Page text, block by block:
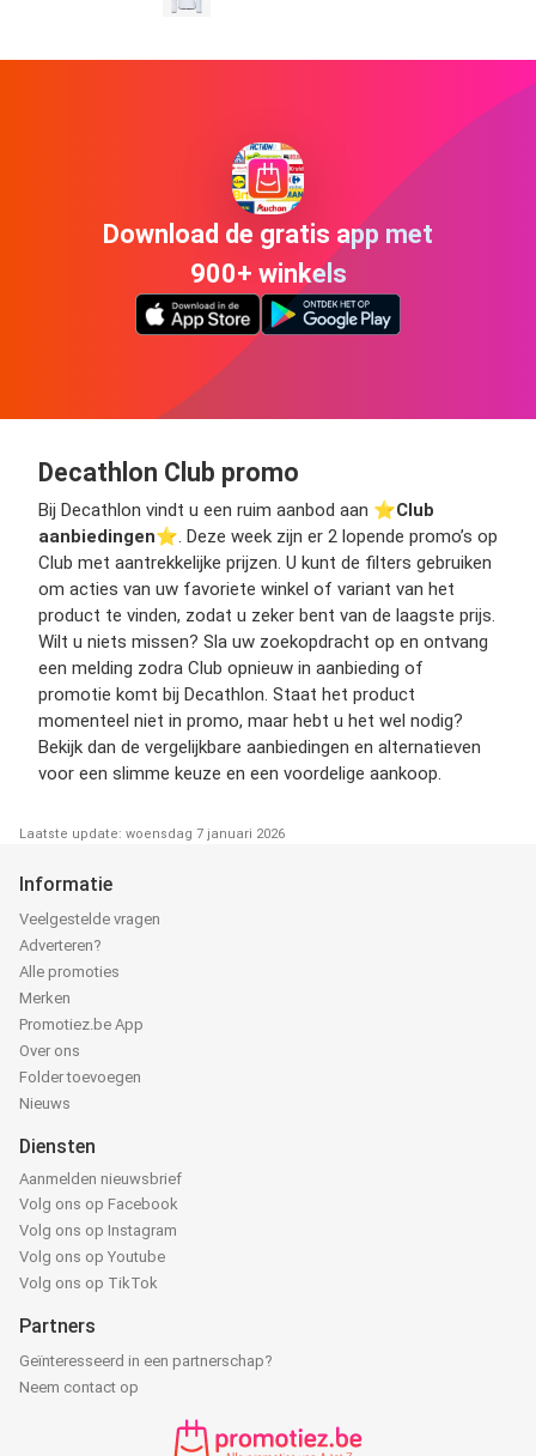
Download de gratis app met
900+ winkels
Decathlon Club promo
Bij Decathlon vindt u een ruim aanbod aan ⭐️Club
aanbiedingen⭐️. Deze week zijn er 2 lopende promo’s op
Club met aantrekkelijke prijzen. U kunt de filters gebruiken
om acties van uw favoriete winkel of variant van het
product te vinden, zodat u zeker bent van de laagste prijs.
Wilt u niets missen? Sla uw zoekopdracht op en ontvang
een melding zodra Club opnieuw in aanbieding of
promotie komt bij Decathlon. Staat het product
momenteel niet in promo, maar hebt u het wel nodig?
Bekijk dan de vergelijkbare aanbiedingen en alternatieven
voor een slimme keuze en een voordelige aankoop.
Laatste update: woensdag 7 januari 2026
Informatie
Veelgestelde vragen
Adverteren?
Alle promoties
Merken
Promotiez.be App
Over ons
Folder toevoegen
Nieuws
Diensten
Aanmelden nieuwsbrief
Volg ons op Facebook
Volg ons op Instagram
Volg ons op Youtube
Volg ons op TikTok
Partners
Geïnteresseerd in een partnerschap?
Neem contact op